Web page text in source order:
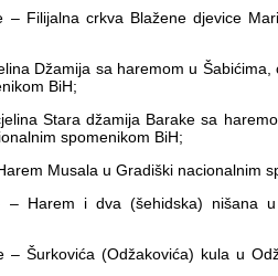
Filijalna crkva Blažene djevice
Džamija sa haremom u Šabićima,
BiH;
Stara džamija Barake sa
spomenikom BiH;
Musala u Gradiški nacionalnim
– Harem i dva (šehidska) nišana u
Šurkovića (Odžakovića) kula u